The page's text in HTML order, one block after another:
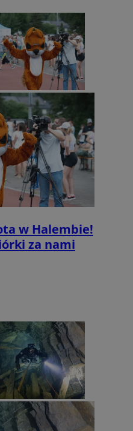
w Halembie!
za nami